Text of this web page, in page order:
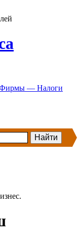
Фирмы — Налоги